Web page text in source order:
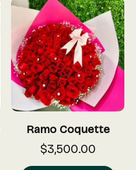
Ramo Coquette
$3,500.00